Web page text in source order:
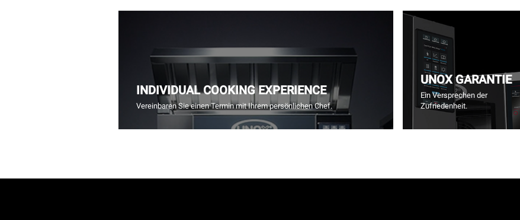
INDIVIDUAL COOKING EXPERIENCE
Vereinbaren Sie einen Termin mit Ihrem persönlichen Chef.
UNOX GARANTIE
Ein Versprechen der
Zufriedenheit.